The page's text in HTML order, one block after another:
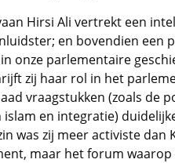
Hirsi Ali vertrekt een
en bovendien een
onze parlementaire
zij haar rol in het
vraagstukken (zoals de
islam en integratie)
was zij meer activiste dan
maar het forum